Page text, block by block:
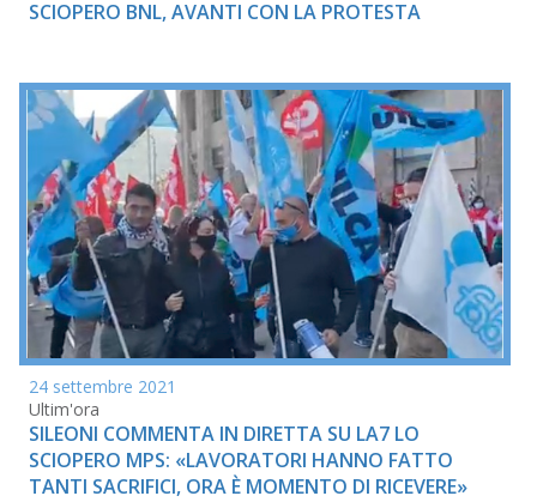
SCIOPERO BNL, AVANTI CON LA PROTESTA
24 settembre 2021
Ultim'ora
SILEONI COMMENTA IN DIRETTA SU LA7 LO
SCIOPERO MPS: «LAVORATORI HANNO FATTO
TANTI SACRIFICI, ORA È MOMENTO DI RICEVERE»